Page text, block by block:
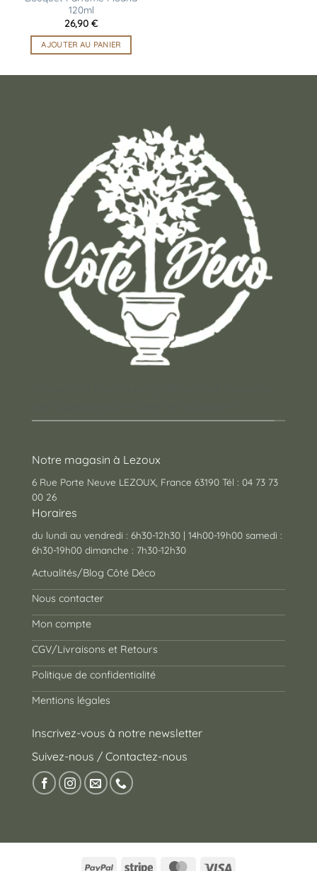
120ml
26,90 €
AJOUTER AU PANIER
Notre magasin à Lezoux
6 Rue Porte Neuve LEZOUX, France 63190 Tél : 04 73 73
00 26
Horaires
du lundi au vendredi : 6h30-12h30 | 14h00-19h00 samedi :
6h30-19h00 dimanche : 7h30-12h30
Actualités/Blog Côté Déco
Nous contacter
Mon compte
CGV/Livraisons et Retours
Politique de confidentialité
Mentions légales
Inscrivez-vous à notre newsletter
Suivez-nous / Contactez-nous
PayPal Stripe MasterCard